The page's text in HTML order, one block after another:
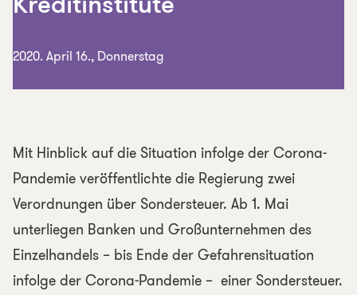
Kreditinstitute
2020. April 16., Donnerstag
Mit Hinblick auf die Situation infolge der Corona-
Pandemie veröffentlichte die Regierung zwei
Verordnungen über Sondersteuer. Ab 1. Mai
unterliegen Banken und Großunternehmen des
Einzelhandels – bis Ende der Gefahrensituation
infolge der Corona-Pandemie – einer Sondersteuer.